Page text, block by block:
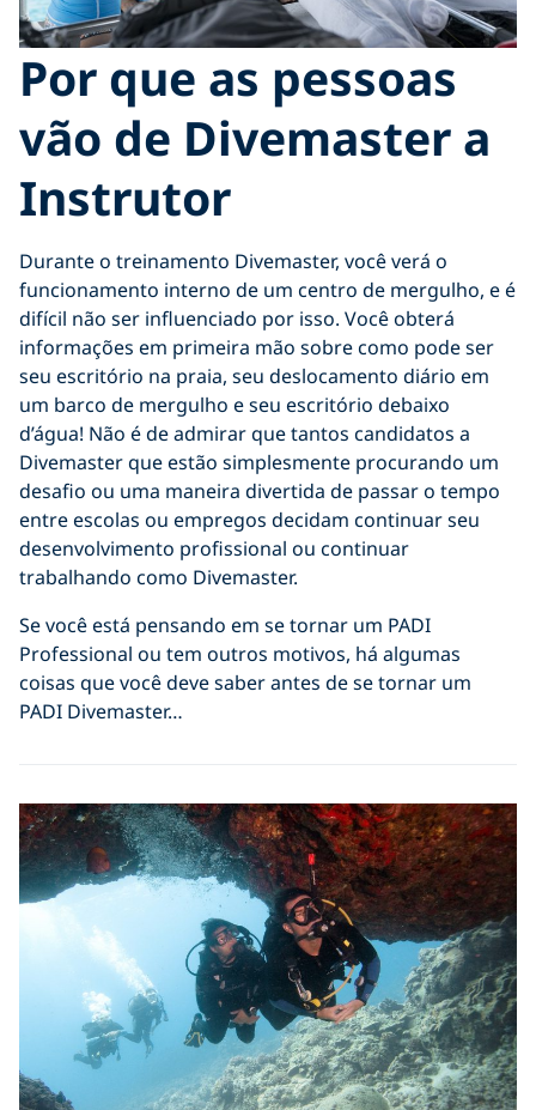
Por que as pessoas
vão de Divemaster a
Instrutor
Durante o treinamento Divemaster, você verá o
funcionamento interno de um centro de mergulho, e é
difícil não ser influenciado por isso. Você obterá
informações em primeira mão sobre como pode ser
seu escritório na praia, seu deslocamento diário em
um barco de mergulho e seu escritório debaixo
d’água! Não é de admirar que tantos candidatos a
Divemaster que estão simplesmente procurando um
desafio ou uma maneira divertida de passar o tempo
entre escolas ou empregos decidam continuar seu
desenvolvimento profissional ou continuar
trabalhando como Divemaster.
Se você está pensando em se tornar um PADI
Professional ou tem outros motivos, há algumas
coisas que você deve saber antes de se tornar um
PADI Divemaster…